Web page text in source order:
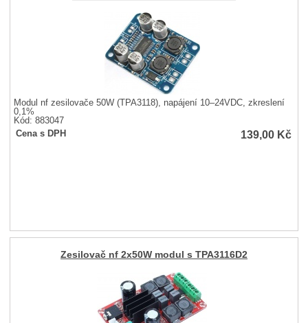
Modul nf zesilovače 50W (TPA3118), napájení 10–24VDC, zkreslení
0,1%
Kód: 883047
Cena s DPH
139,00 Kč
Zesilovač nf 2x50W modul s TPA3116D2